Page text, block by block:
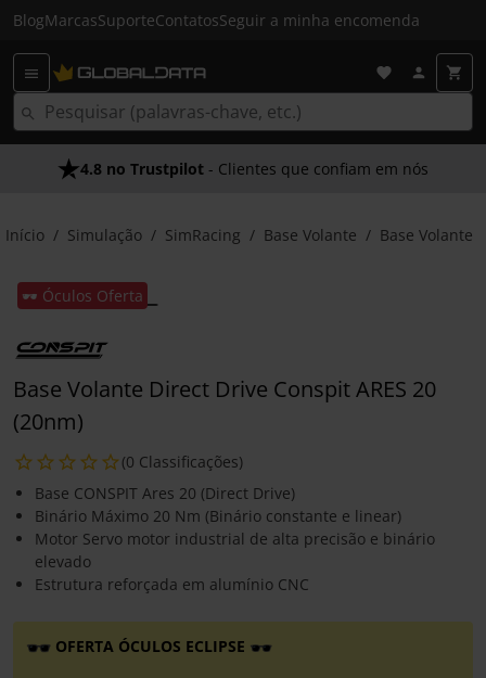
BlogMarcasSuporteContatosSeguir a minha encomenda
4.8 no Trustpilot - Clientes que confiam em nós
Início Simulação SimRacing Base Volante Base Volante
🕶️ Óculos Oferta
Base Volante Direct Drive Conspit ARES 20
(20nm)
(0 Classificações)
Base CONSPIT Ares 20 (Direct Drive)
Binário Máximo 20 Nm (Binário constante e linear)
Motor Servo motor industrial de alta precisão e binário
elevado
Estrutura reforçada em alumínio CNC
OFERTA ÓCULOS ECLIPSE